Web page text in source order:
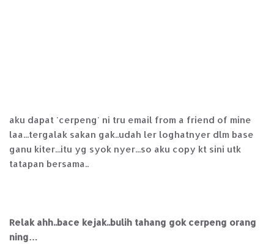
aku dapat 'cerpeng' ni tru email from a friend of mine
laa...tergalak sakan gak..udah ler loghatnyer dlm base
ganu kiter...itu yg syok nyer...so aku copy kt sini utk
tatapan bersama..
Relak ahh..bace kejak..bulih tahang gok cerpeng orang
ning…